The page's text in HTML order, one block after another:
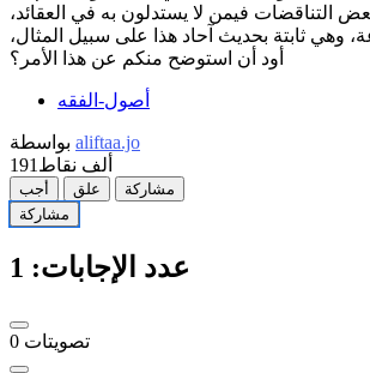
التناقضات فيمن لا يستدلون به في العقائد،
وهي ثابتة بحديث آحاد هذا على سبيل المثال،
أود أن استوضح منكم عن هذا الأمر؟
أصول-الفقه
aliftaa.jo
191ألف نقاط
أجب علق
مشاركة
مشاركة
عدد الإجابات: 1
0 تصويتات